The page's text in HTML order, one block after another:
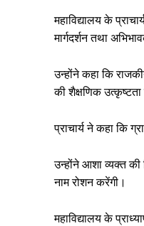
महाविद्यालय के
मार्गदर्शन तथा
उन्होंने कहा कि
की शैक्षणिक
प्राचार्य ने कहा कि
उन्होंने आशा व्यक्त की
नाम रोशन करेंगी।
महाविद्यालय के